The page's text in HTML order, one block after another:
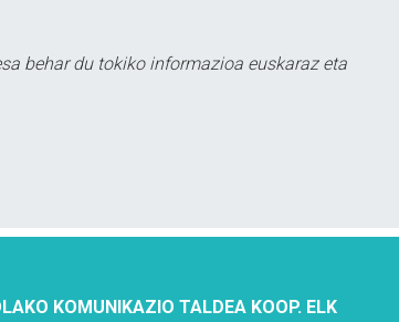
behar du tokiko informazioa euskaraz eta
KOMUNIKAZIO TALDEA KOOP. ELK